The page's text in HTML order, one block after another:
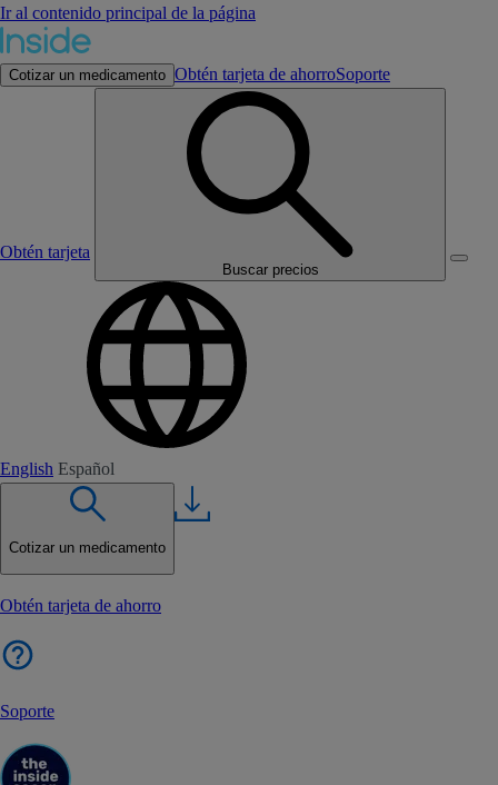
Ir al contenido principal de la página
Cotizar un medicamento Obtén tarjeta de ahorroSoporte
Obtén tarjeta
Buscar precios
English Español
Cotizar un medicamento
Obtén tarjeta de ahorro
Soporte